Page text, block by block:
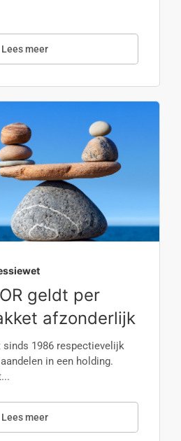
Lees meer
geldt per
afzonderlijk
sinds 1986 respectievelijk
in een holding.
Lees meer